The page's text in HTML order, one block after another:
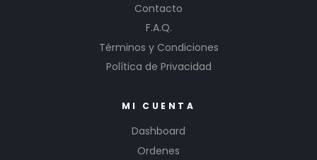
Contacto
F.A.Q.
Términos y Condiciones
Política de Privacidad
MI CUENTA
Dashboard
Ordenes